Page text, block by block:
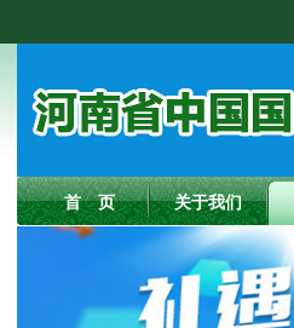
首 页 关于我们